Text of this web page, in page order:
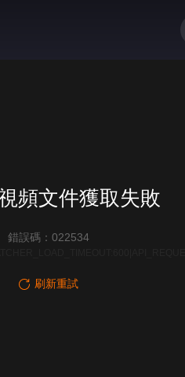
頻文件獲取失敗
錯誤碼：022534
刷新重試